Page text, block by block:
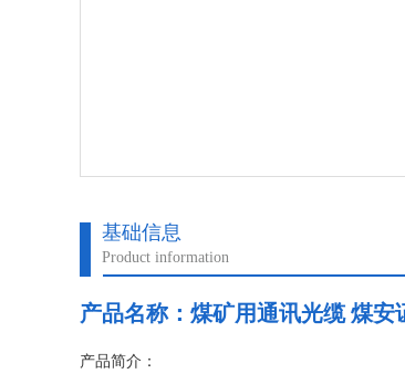
基础信息
Product information
产品名称： 煤矿用通讯光缆 煤安
产品简介：